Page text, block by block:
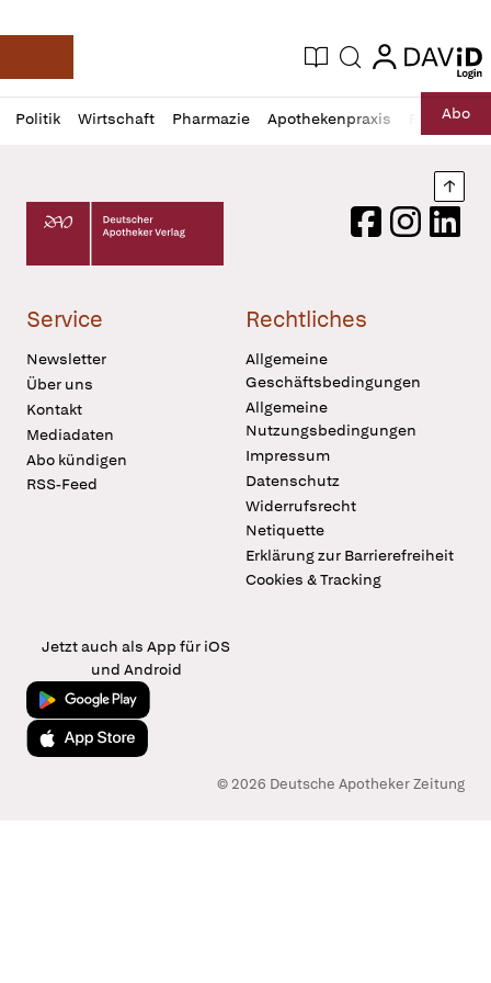
Deutsche Apotheker Zeitung
Aktuelle Ausgabe
Suche login
login
Politik Wirtschaft Pharmazie Apothekenpraxis RechtAbo
Profil
öffnen
Daz
Pur
Deutscher Apotheker Verlag Logo
FacebookInstagram
Service
Newsletter
Über uns
Kontakt
Mediadaten
Abo kündigen
RSS-Feed
Rechtliches
Allgemeine
Geschäftsbedingungen
Allgemeine
Nutzungsbedingungen
Impressum
Datenschutz
Widerrufsrecht
Netiquette
Erklärung zur Barrierefreiheit
Cookies & Tracking
Jetzt auch als App für iOS
und Android
Jetzt bei Google Play
Laden im App Store
© 2026 Deutsche Apotheker Zeitung